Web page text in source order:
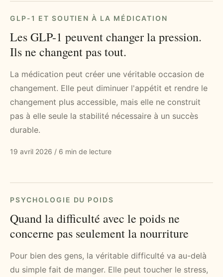
GLP-1 ET SOUTIEN À LA MÉDICATION
Les GLP-1 peuvent changer la pression.
Ils ne changent pas tout.
La médication peut créer une véritable occasion de
changement. Elle peut diminuer l'appétit et rendre le
changement plus accessible, mais elle ne construit
pas à elle seule la stabilité nécessaire à un succès
durable.
19 avril 2026 / 6 min de lecture
PSYCHOLOGIE DU POIDS
Quand la difficulté avec le poids ne
concerne pas seulement la nourriture
Pour bien des gens, la véritable difficulté va au-delà
du simple fait de manger. Elle peut toucher le stress,